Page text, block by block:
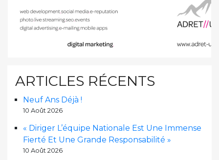
ARTICLES RÉCENTS
Neuf Ans Déjà !
10 Août 2026
« Diriger L’équipe Nationale Est Une Immense
Fierté Et Une Grande Responsabilité »
10 Août 2026